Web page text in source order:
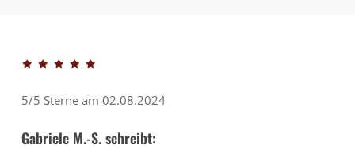
5/5 Sterne am 02.08.2024
Gabriele M.-S. schreibt: